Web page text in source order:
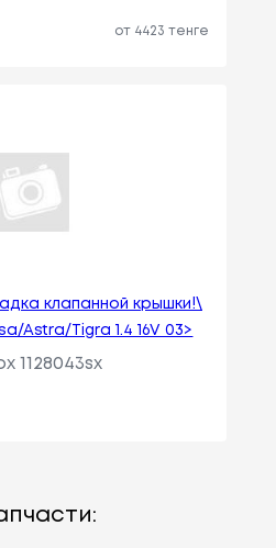
от 4423 тенге
клапанной крышки!\
Astra/Tigra 1.4 16V 03>
1128043sx